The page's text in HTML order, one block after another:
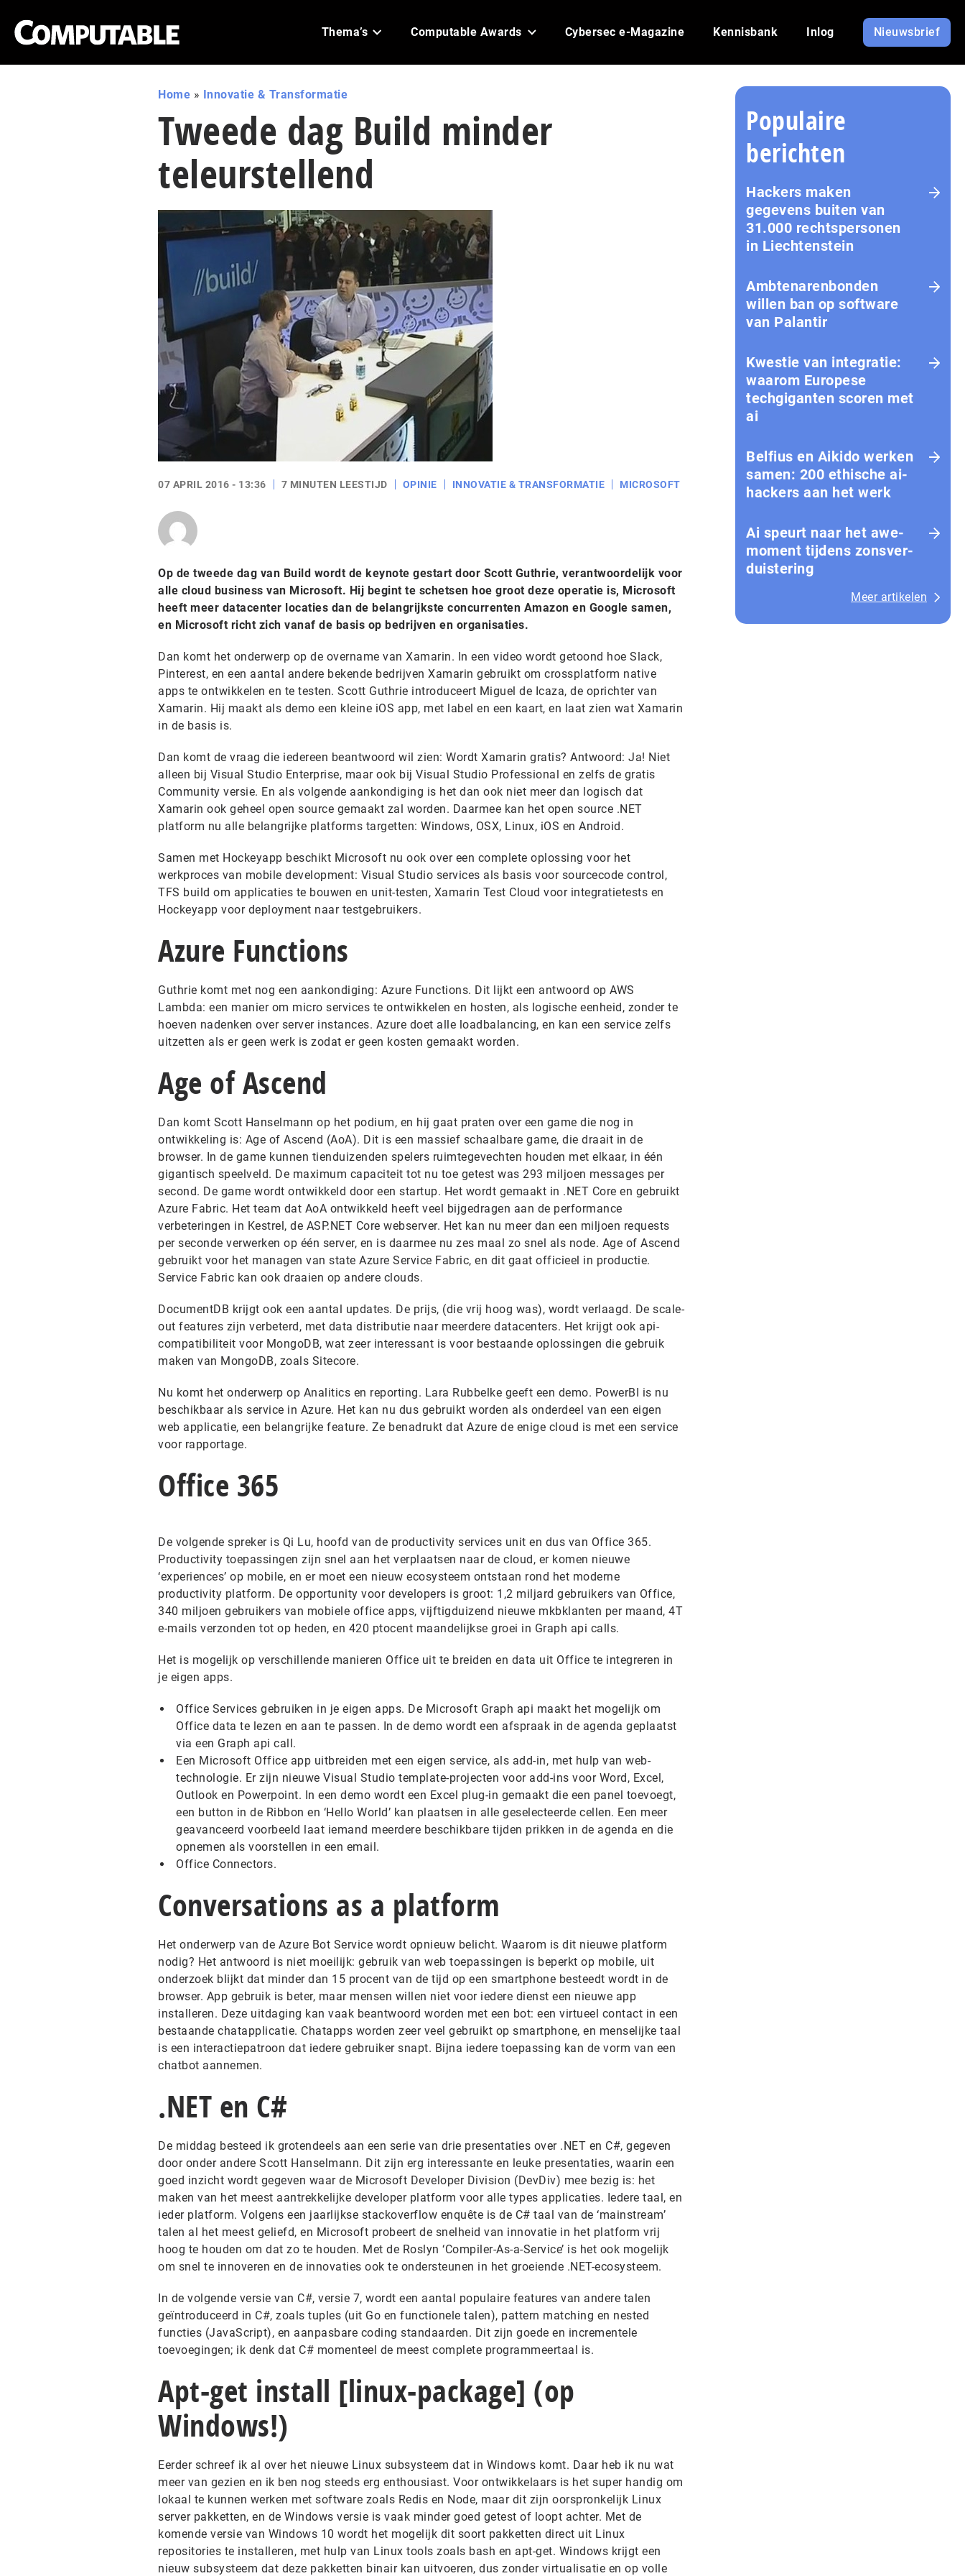
Thema’s Computable Awards Cybersec e-Magazine Kennisbank Inlog Nieuwsbrief
Home » Innovatie & Transformatie
Tweede dag Build minder
teleurstellend
07 APRIL 2016 - 13:36 7 MINUTEN LEESTIJD OPINIE INNOVATIE & TRANSFORMATIE MICROSOFT
Op de tweede dag van Build wordt de keynote gestart door Scott Guthrie, verantwoordelijk voor
alle cloud business van Microsoft. Hij begint te schetsen hoe groot deze operatie is, Microsoft
heeft meer datacenter locaties dan de belangrijkste concurrenten Amazon en Google samen,
en Microsoft richt zich vanaf de basis op bedrijven en organisaties.
Dan komt het onderwerp op de overname van Xamarin. In een video wordt getoond hoe Slack,
Pinterest, en een aantal andere bekende bedrijven Xamarin gebruikt om crossplatform native
apps te ontwikkelen en te testen. Scott Guthrie introduceert Miguel de Icaza, de oprichter van
Xamarin. Hij maakt als demo een kleine iOS app, met label en een kaart, en laat zien wat Xamarin
in de basis is.
Dan komt de vraag die iedereen beantwoord wil zien: Wordt Xamarin gratis? Antwoord: Ja! Niet
alleen bij Visual Studio Enterprise, maar ook bij Visual Studio Professional en zelfs de gratis
Community versie. En als volgende aankondiging is het dan ook niet meer dan logisch dat
Xamarin ook geheel open source gemaakt zal worden. Daarmee kan het open source .NET
platform nu alle belangrijke platforms targetten: Windows, OSX, Linux, iOS en Android.
Samen met Hockeyapp beschikt Microsoft nu ook over een complete oplossing voor het
werkproces van mobile development: Visual Studio services als basis voor sourcecode control,
TFS build om applicaties te bouwen en unit-testen, Xamarin Test Cloud voor integratietests en
Hockeyapp voor deployment naar testgebruikers.
Azure Functions
Guthrie komt met nog een aankondiging: Azure Functions. Dit lijkt een antwoord op AWS
Lambda: een manier om micro services te ontwikkelen en hosten, als logische eenheid, zonder te
hoeven nadenken over server instances. Azure doet alle loadbalancing, en kan een service zelfs
uitzetten als er geen werk is zodat er geen kosten gemaakt worden.
Age of Ascend
Dan komt Scott Hanselmann op het podium, en hij gaat praten over een game die nog in
ontwikkeling is: Age of Ascend (AoA). Dit is een massief schaalbare game, die draait in de
browser. In de game kunnen tienduizenden spelers ruimtegevechten houden met elkaar, in één
gigantisch speelveld. De maximum capaciteit tot nu toe getest was 293 miljoen messages per
second. De game wordt ontwikkeld door een startup. Het wordt gemaakt in .NET Core en gebruikt
Azure Fabric. Het team dat AoA ontwikkeld heeft veel bijgedragen aan de performance
verbeteringen in Kestrel, de ASP.NET Core webserver. Het kan nu meer dan een miljoen requests
per seconde verwerken op één server, en is daarmee nu zes maal zo snel als node. Age of Ascend
gebruikt voor het managen van state Azure Service Fabric, en dit gaat officieel in productie.
Service Fabric kan ook draaien op andere clouds.
DocumentDB krijgt ook een aantal updates. De prijs, (die vrij hoog was), wordt verlaagd. De scale-
out features zijn verbeterd, met data distributie naar meerdere datacenters. Het krijgt ook api-
compatibiliteit voor MongoDB, wat zeer interessant is voor bestaande oplossingen die gebruik
maken van MongoDB, zoals Sitecore.
Nu komt het onderwerp op Analitics en reporting. Lara Rubbelke geeft een demo. PowerBI is nu
beschikbaar als service in Azure. Het kan nu dus gebruikt worden als onderdeel van een eigen
web applicatie, een belangrijke feature. Ze benadrukt dat Azure de enige cloud is met een service
voor rapportage.
Office 365
De volgende spreker is Qi Lu, hoofd van de productivity services unit en dus van Office 365.
Productivity toepassingen zijn snel aan het verplaatsen naar de cloud, er komen nieuwe
‘experiences’ op mobile, en er moet een nieuw ecosysteem ontstaan rond het moderne
productivity platform. De opportunity voor developers is groot: 1,2 miljard gebruikers van Office,
340 miljoen gebruikers van mobiele office apps, vijftigduizend nieuwe mkbklanten per maand, 4T
e-mails verzonden tot op heden, en 420 ptocent maandelijkse groei in Graph api calls.
Het is mogelijk op verschillende manieren Office uit te breiden en data uit Office te integreren in
je eigen apps.
Office Services gebruiken in je eigen apps. De Microsoft Graph api maakt het mogelijk om
Office data te lezen en aan te passen. In de demo wordt een afspraak in de agenda geplaatst
via een Graph api call.
Een Microsoft Office app uitbreiden met een eigen service, als add-in, met hulp van web-
technologie. Er zijn nieuwe Visual Studio template-projecten voor add-ins voor Word, Excel,
Outlook en Powerpoint. In een demo wordt een Excel plug-in gemaakt die een panel toevoegt,
een button in de Ribbon en ‘Hello World’ kan plaatsen in alle geselecteerde cellen. Een meer
geavanceerd voorbeeld laat iemand meerdere beschikbare tijden prikken in de agenda en die
opnemen als voorstellen in een email.
Office Connectors.
Conversations as a platform
Het onderwerp van de Azure Bot Service wordt opnieuw belicht. Waarom is dit nieuwe platform
nodig? Het antwoord is niet moeilijk: gebruik van web toepassingen is beperkt op mobile, uit
onderzoek blijkt dat minder dan 15 procent van de tijd op een smartphone besteedt wordt in de
browser. App gebruik is beter, maar mensen willen niet voor iedere dienst een nieuwe app
installeren. Deze uitdaging kan vaak beantwoord worden met een bot: een virtueel contact in een
bestaande chatapplicatie. Chatapps worden zeer veel gebruikt op smartphone, en menselijke taal
is een interactiepatroon dat iedere gebruiker snapt. Bijna iedere toepassing kan de vorm van een
chatbot aannemen.
.NET en C#
De middag besteed ik grotendeels aan een serie van drie presentaties over .NET en C#, gegeven
door onder andere Scott Hanselmann. Dit zijn erg interessante en leuke presentaties, waarin een
goed inzicht wordt gegeven waar de Microsoft Developer Division (DevDiv) mee bezig is: het
maken van het meest aantrekkelijke developer platform voor alle types applicaties. Iedere taal, en
ieder platform. Volgens een jaarlijkse stackoverflow enquête is de C# taal van de ‘mainstream’
talen al het meest geliefd, en Microsoft probeert de snelheid van innovatie in het platform vrij
hoog te houden om dat zo te houden. Met de Roslyn ‘Compiler-As-a-Service’ is het ook mogelijk
om snel te innoveren en de innovaties ook te ondersteunen in het groeiende .NET-ecosysteem.
In de volgende versie van C#, versie 7, wordt een aantal populaire features van andere talen
geïntroduceerd in C#, zoals tuples (uit Go en functionele talen), pattern matching en nested
functies (JavaScript), en aanpasbare coding standaarden. Dit zijn goede en incrementele
toevoegingen; ik denk dat C# momenteel de meest complete programmeertaal is.
Apt-get install [linux-package] (op
Windows!)
Eerder schreef ik al over het nieuwe Linux subsysteem dat in Windows komt. Daar heb ik nu wat
meer van gezien en ik ben nog steeds erg enthousiast. Voor ontwikkelaars is het super handig om
lokaal te kunnen werken met software zoals Redis en Node, maar dit zijn oorspronkelijk Linux
server pakketten, en de Windows versie is vaak minder goed getest of loopt achter. Met de
komende versie van Windows 10 wordt het mogelijk dit soort pakketten direct uit Linux
repositories te installeren, met hulp van Linux tools zoals bash en apt-get. Windows krijgt een
nieuw subsysteem dat deze pakketten binair kan uitvoeren, dus zonder virtualisatie en op volle
Populaire
berichten
Hackers maken
gegevens buiten van
31.000 rechtspersonen
in Liechtenstein
Amb­te­na­ren­bon­den
willen ban op software
van Palantir
Kwestie van integratie:
waarom Europese
techgiganten scoren met
ai
Belfius en Aikido werken
samen: 200 ethische ai-
hackers aan het werk
Ai speurt naar het awe-
moment tijdens zons­ver­
duis­te­ring
Meer artikelen